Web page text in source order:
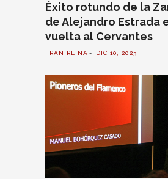
Éxito rotundo de la
de Alejandro Estrada
vuelta al Cervantes
FRAN REINA DIC 10, 2023